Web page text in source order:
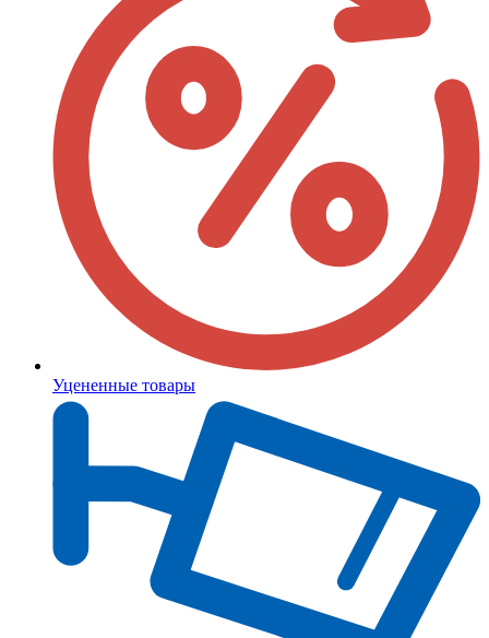
Уцененные товары